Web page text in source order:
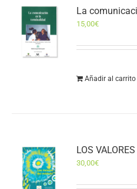
La
15,00€
Añadir al carrito
LOS
30,00€